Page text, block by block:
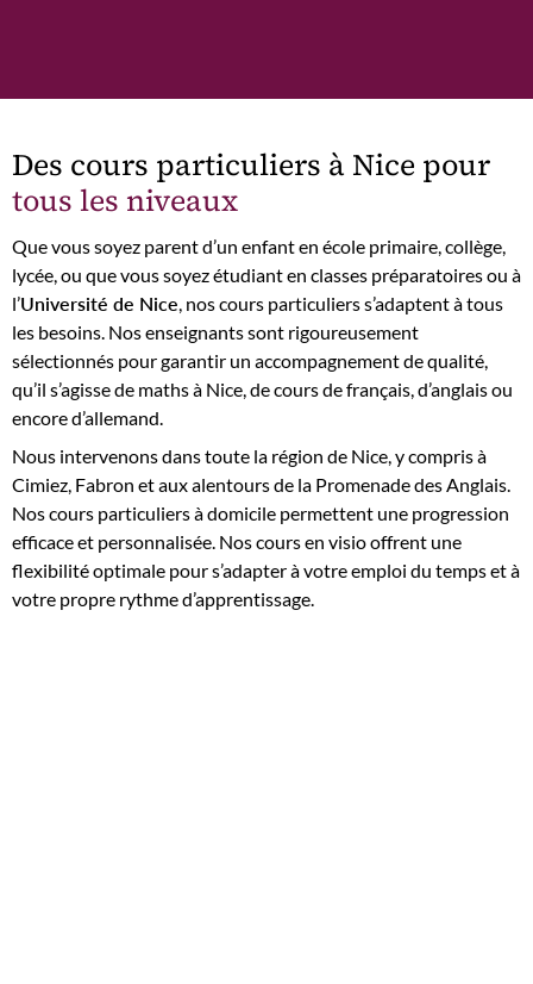
Des cours particuliers à Nice pour
tous les niveaux
Que vous soyez parent d’un enfant en école primaire, collège,
lycée, ou que vous soyez étudiant en classes préparatoires ou à
l’Université de Nice, nos cours particuliers s’adaptent à tous
les besoins. Nos enseignants sont rigoureusement
sélectionnés pour garantir un accompagnement de qualité,
qu’il s’agisse de maths à Nice, de cours de français, d’anglais ou
encore d’allemand.
Nous intervenons dans toute la région de Nice, y compris à
Cimiez, Fabron et aux alentours de la Promenade des Anglais.
Nos cours particuliers à domicile permettent une progression
efficace et personnalisée. Nos cours en visio offrent une
flexibilité optimale pour s’adapter à votre emploi du temps et à
votre propre rythme d’apprentissage.